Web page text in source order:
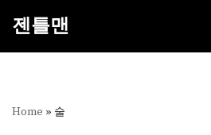
건
젠틀맨
Home » 술